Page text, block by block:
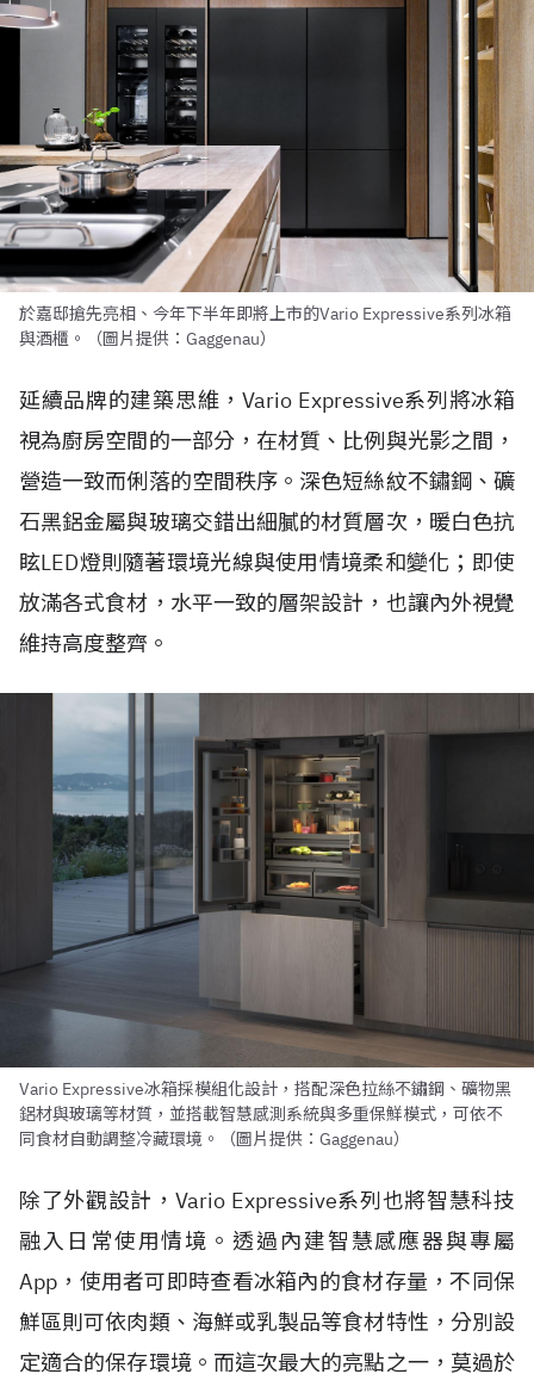
於嘉邸搶先亮相、今年下半年即將上市的Vario Expressive系列冰箱
與酒櫃。（圖片提供：Gaggenau）
延續品牌的建築思維，Vario Expressive系列將冰箱
視為廚房空間的一部分，在材質、比例與光影之間，
營造一致而俐落的空間秩序。深色短絲紋不鏽鋼、礦
石黑鋁金屬與玻璃交錯出細膩的材質層次，暖白色抗
眩LED燈則隨著環境光線與使用情境柔和變化；即使
放滿各式食材，水平一致的層架設計，也讓內外視覺
維持高度整齊。
Vario Expressive冰箱採模組化設計，搭配深色拉絲不鏽鋼、礦物黑
鋁材與玻璃等材質，並搭載智慧感測系統與多重保鮮模式，可依不
同食材自動調整冷藏環境。（圖片提供：Gaggenau）
除了外觀設計，Vario Expressive系列也將智慧科技
融入日常使用情境。透過內建智慧感應器與專屬
App，使用者可即時查看冰箱內的食材存量，不同保
鮮區則可依肉類、海鮮或乳製品等食材特性，分別設
定適合的保存環境。而這次最大的亮點之一，莫過於